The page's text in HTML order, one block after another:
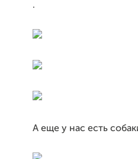
.
А еще у нас есть